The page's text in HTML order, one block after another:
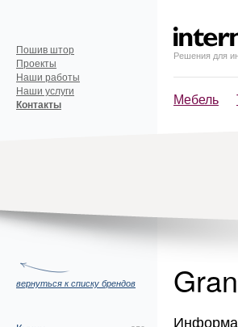
Решения для
Мебель
Пошив штор
Проекты
Наши работы
Наши услуги
Контакты
вернуться к списку брендов